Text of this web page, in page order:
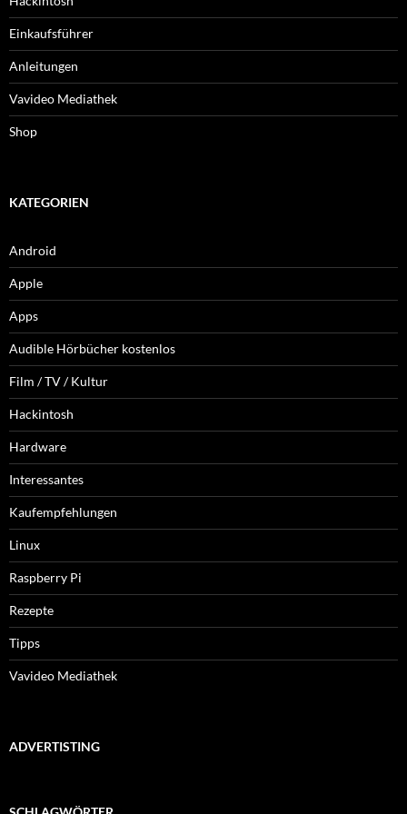
Einkaufsführer
Anleitungen
Vavideo Mediathek
Shop
KATEGORIEN
Android
Apple
Apps
Audible Hörbücher kostenlos
Film / TV / Kultur
Hackintosh
Hardware
Interessantes
Kaufempfehlungen
Linux
Raspberry Pi
Rezepte
Tipps
Vavideo Mediathek
ADVERTISTING